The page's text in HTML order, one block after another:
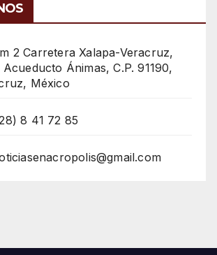
2 Carretera Xalapa-Veracruz,
Ánimas, C.P. 91190,
México
8 41 72 85